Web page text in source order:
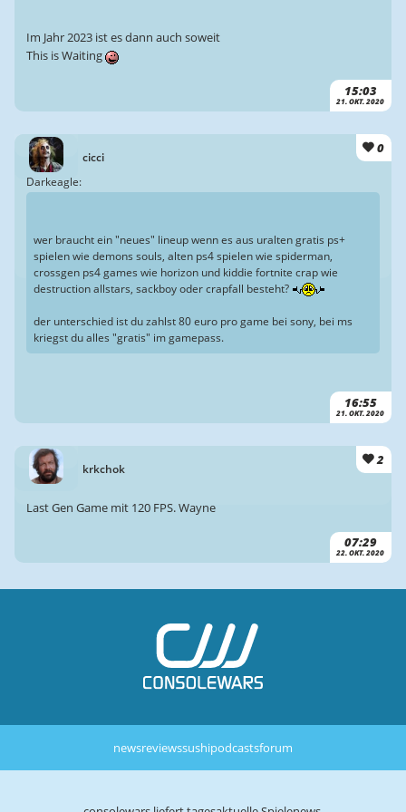
15:03
21. OKT. 2020
Im Jahr 2023 ist es dann auch soweit
This is Waiting
cicci
0
16:55
21. OKT. 2020
Darkeagle:
wer braucht ein "neues" lineup wenn es aus uralten gratis ps+
spielen wie demons souls, alten ps4 spielen wie spiderman,
crossgen ps4 games wie horizon und kiddie fortnite crap wie
destruction allstars, sackboy oder crapfall besteht?
der unterschied ist du zahlst 80 euro pro game bei sony, bei ms
kriegst du alles "gratis" im gamepass.
krkchok
2
07:29
22. OKT. 2020
Last Gen Game mit 120 FPS. Wayne
newsreviewssushipodcastsforum